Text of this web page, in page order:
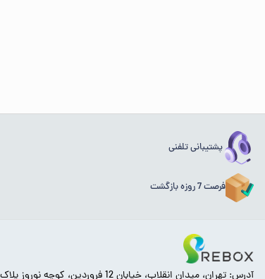
پشتیبانی تلفنی
فرصت 7 روزه بازگشت
آدرس: تهران، میدان انقلاب، خیابان 12 فروردین، کوچه نوروز پلاک 27 طبقه سوم.